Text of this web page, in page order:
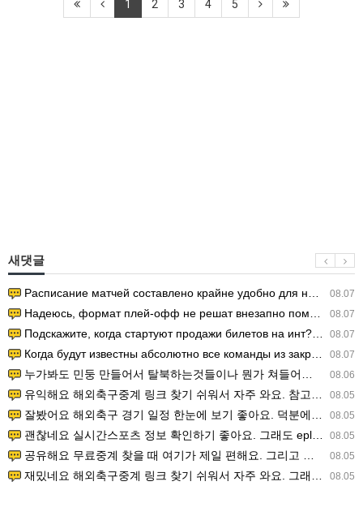
1 2 3 4 5
새댓글
08.07
Расписание матчей составлено крайне удобно для нашего часово…
08.07
Надеюсь, формат плей-офф не решат внезапно поменять. https:/…
08.07
Подскажите, когда стартуют продажи билетов на инт? https://g…
08.07
Когда будут известны абсолютно все команды из закрытых квали…
08.06
누가봐도 민둥 만들어서 탈북하는것들이나 뭔가 쳐들어오는 낌새를 미리 알아차리기 위함이지 저걸 전쟁준비라고 하…
08.05
유익해요 해외축구중계 링크 찾기 쉬워서 자주 와요. 참고로 무료스포츠중계 정보 확인할 때 출처 꼭 체크해요.…
08.05
잘봤어요 해외축구 경기 일정 한눈에 보기 좋아요. 덕분에 epl중계 볼 때 공식 중계 채널 먼저 찾아봐요. …
08.05
괜찮네요 실시간스포츠 정보 확인하기 좋아요. 그래도 epl중계 볼 때 공식 중계 채널 먼저 찾아봐요. 북마크…
08.05
공유해요 무료중계 찾을 때 여기가 제일 편해요. 그리고 무료스포츠중계 정보 확인할 때 출처 꼭 체크해요. 앞…
08.05
재밌네요 해외축구중계 링크 찾기 쉬워서 자주 와요. 그래서 해외축구중계도 정식 서비스로 봐야 안전해요. 다음…